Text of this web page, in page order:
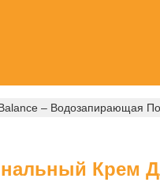
– Водозапирающая
Крем